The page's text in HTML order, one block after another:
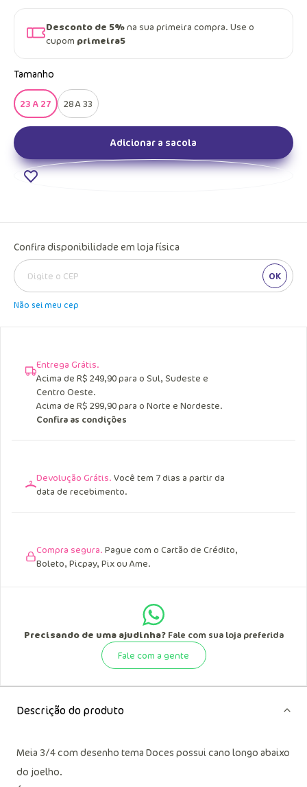
Desconto de 5%na sua primeira compra. Use o
cupom primeira5
Tamanho
23 A 27 28 A 33
Adicionar a sacola
Confira disponibilidade em loja física
Entrega Grátis.
Acima de R$ 249,90 para o Sul, Sudeste e
Centro Oeste.
Precisando de uma ajudinha?Fale com sua loja preferida
Meia 3/4 com desenho tema Doces possui cano longo abaixo